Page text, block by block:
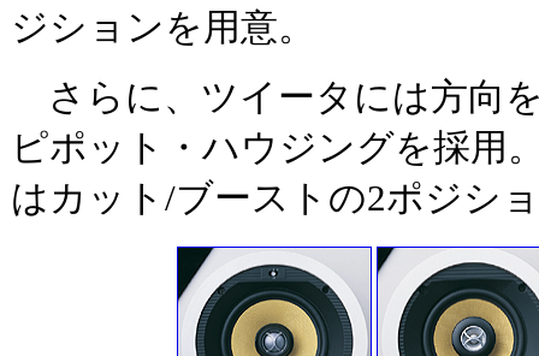
ジションを用意。
さらに、ツイータには方向
ピポット・ハウジングを採用
はカット/ブーストの2ポジシ